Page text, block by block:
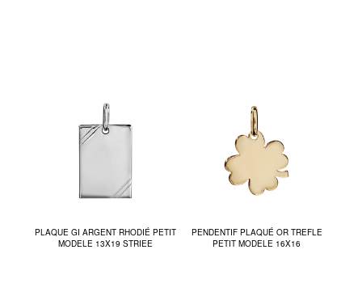
PLAQUE GI ARGENT RHODIÉ PETIT
MODELE 13X19 STRIEE
PENDENTIF PLAQUÉ OR TREFLE
PETIT MODELE 16X16